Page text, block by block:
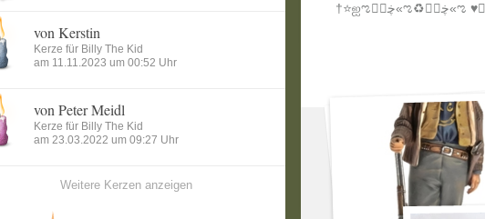
von Kerstin
Kerze für Billy The Kid
am 11.11.2023 um 00:52 Uhr
von Peter Meidl
Kerze für Billy The Kid
am 23.03.2022 um 09:27 Uhr
Weitere Kerzen anzeigen